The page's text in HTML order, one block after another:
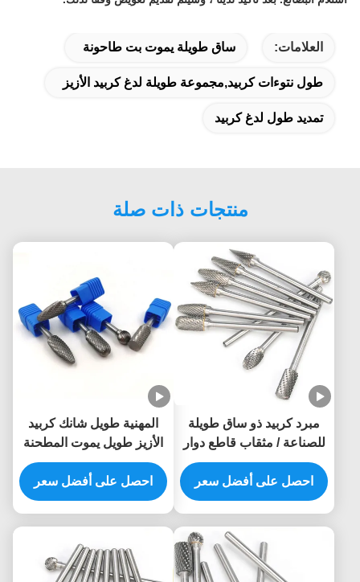
العلامات: ساق طويلة يموت بت طاحونة
طول نتوءات كربيد,مجموعة طويلة لدغ كربيد الأزيز
تمديد طول لدغ كربيد
منتجات ذات صلة
مبرد كربيد ذو ساق طويلة
للصناعة / مثقاب قاطع دوار
معتمد ISO9001
احصل على أفضل سعر
المهنية طويل شانك كربيد
الأزيز طويل يموت المطحنة
بت تخصيص شعار
احصل على أفضل سعر